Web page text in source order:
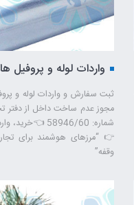
ثبت سفارش و واردات لوله و
شماره: 58946/
👉 “مرزهای هوشمند برای
وقفه”